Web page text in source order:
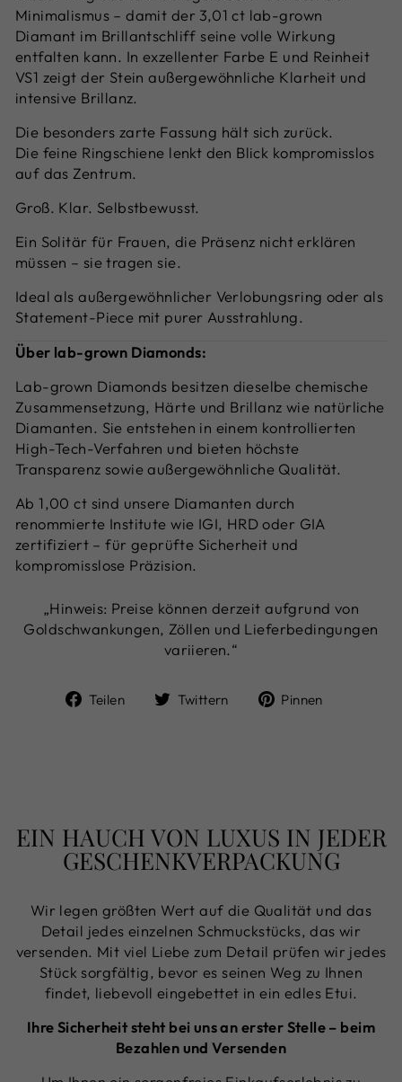
Minimalismus – damit der 3,01 ct lab-grown
Diamant im Brillantschliff seine volle Wirkung
entfalten kann. In exzellenter Farbe E und Reinheit
VS1 zeigt der Stein außergewöhnliche Klarheit und
intensive Brillanz.
Die besonders zarte Fassung hält sich zurück.
Die feine Ringschiene lenkt den Blick kompromisslos
auf das Zentrum.
Groß. Klar. Selbstbewusst.
Ein Solitär für Frauen, die Präsenz nicht erklären
müssen – sie tragen sie.
Ideal als außergewöhnlicher Verlobungsring oder als
Statement-Piece mit purer Ausstrahlung.
Über lab-grown Diamonds:
Lab-grown Diamonds besitzen dieselbe chemische
Zusammensetzung, Härte und Brillanz wie natürliche
Diamanten. Sie entstehen in einem kontrollierten
High-Tech-Verfahren und bieten höchste
Transparenz sowie außergewöhnliche Qualität.
Ab 1,00 ct sind unsere Diamanten durch
renommierte Institute wie IGI, HRD oder GIA
zertifiziert – für geprüfte Sicherheit und
kompromisslose Präzision.
„Hinweis: Preise können derzeit aufgrund von
Goldschwankungen, Zöllen und Lieferbedingungen
variieren.“
Teilen
Auf
Twittern
Auf
Pinnen
EIN HAUCH VON LUXUS IN JEDER
GESCHENKVERPACKUNG
Wir legen größten Wert auf die Qualität und das
Detail jedes einzelnen Schmuckstücks, das wir
versenden. Mit viel Liebe zum Detail prüfen wir jedes
Stück sorgfältig, bevor es seinen Weg zu Ihnen
findet, liebevoll eingebettet in ein edles Etui.
Ihre Sicherheit steht bei uns an erster Stelle – beim
Bezahlen und Versenden